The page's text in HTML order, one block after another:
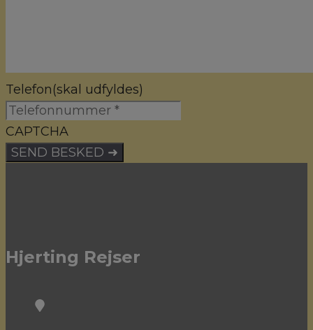
Telefon(skal udfyldes)
CAPTCHA
Hjerting Rejser